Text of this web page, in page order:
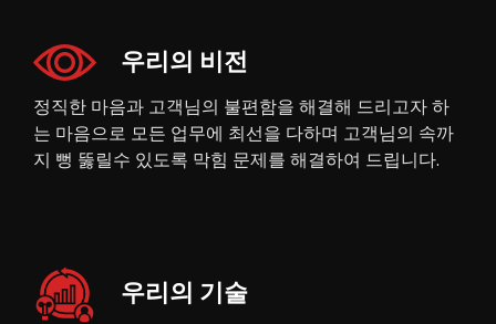
우리의 비전
정직한 마음과 고객님의 불편함을 해결해 드리고자 하
는 마음으로 모든 업무에 최선을 다하며 고객님의 속까
지 뻥 뚫릴수 있도록 막힘 문제를 해결하여 드립니다.
우리의 기술